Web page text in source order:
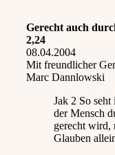
Gerecht auch
2,24
08.04.2004
Mit freundlicher
Marc Dannlowski
Jak 2 So
der Mensch
gerecht wird,
Glauben